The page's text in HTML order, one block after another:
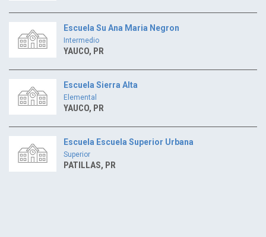
Escuela Su Ana Maria Negron
Intermedio
YAUCO, PR
Escuela Sierra Alta
Elemental
YAUCO, PR
Escuela Escuela Superior Urbana
Superior
PATILLAS, PR